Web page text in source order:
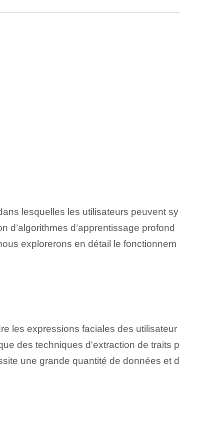
lesquelles les utilisateurs peuvent sy
d’apprentissage profond
explorerons en détail le fonctionnem
les ⁤expressions faciales des utilisateur
des techniques d'extraction de traits p
une grande quantité de données et d